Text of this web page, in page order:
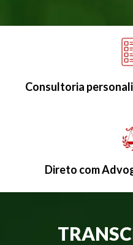
Consultoria
Direto com